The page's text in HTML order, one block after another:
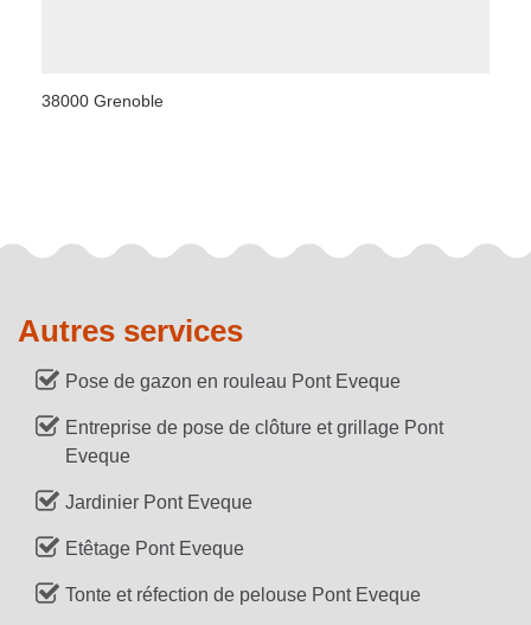
38000 Grenoble
Autres services
Pose de gazon en rouleau Pont Eveque
Entreprise de pose de clôture et grillage Pont
Eveque
Jardinier Pont Eveque
Etêtage Pont Eveque
Tonte et réfection de pelouse Pont Eveque